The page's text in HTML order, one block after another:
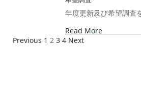
年度更新及び希望調査
Read More
Previous 1 2 3 4 Next